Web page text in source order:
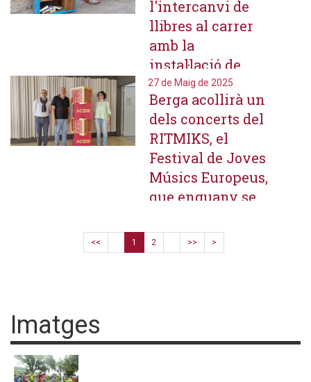
energia
l'intercanvi de
llibres al carrer
amb la
instal·lació de
dues capsetes
lectores
27 de Maig de 2025
Berga acollirà un
dels concerts del
RITMIKS, el
Festival de Joves
Músics Europeus,
que enguany se
Catalunya
<< 1 2 >> >
Imatges